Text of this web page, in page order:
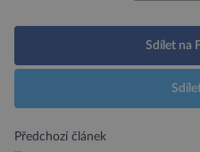
Sdílet na
Předchozí článek